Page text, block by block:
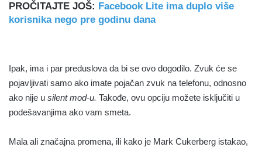
PROČITAJTE JOŠ: Facebook Lite ima duplo više
korisnika nego pre godinu dana
Ipak, ima i par preduslova da bi se ovo dogodilo. Zvuk će se
pojavljivati samo ako imate pojačan zvuk na telefonu, odnosno
ako nije u silent mod-u. Takođe, ovu opciju možete isključiti u
podešavanjima ako vam smeta.
Mala ali značajna promena, ili kako je Mark Cukerberg istakao,